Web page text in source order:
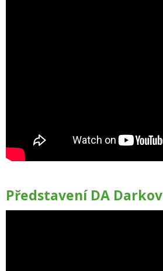
Představení DA Darkov